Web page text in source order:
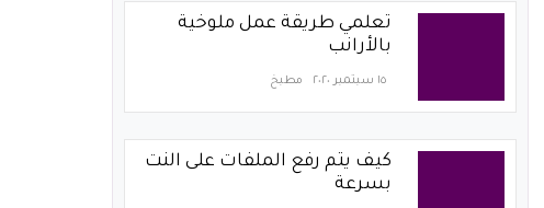
تعلمي طريقة عمل ملوخية
بالأرانب
١٥ سبتمبر ٢٠٢٠ مطبخ
كيف يتم رفع الملفات على النت
بسرعة